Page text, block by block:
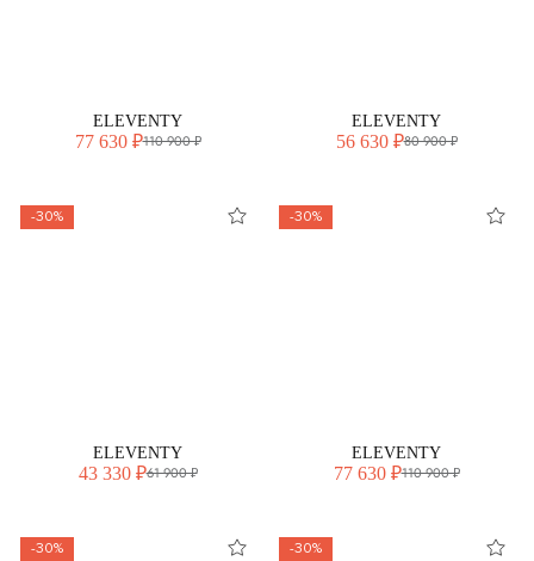
ELEVENTY
77 630 ₽110 900 ₽
ELEVENTY
56 630 ₽80 900 ₽
-30%
ELEVENTY
43 330 ₽61 900 ₽
-30%
ELEVENTY
77 630 ₽110 900 ₽
-30% -30%